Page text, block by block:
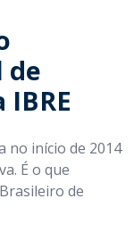
de
no início de 2014
É o que
de